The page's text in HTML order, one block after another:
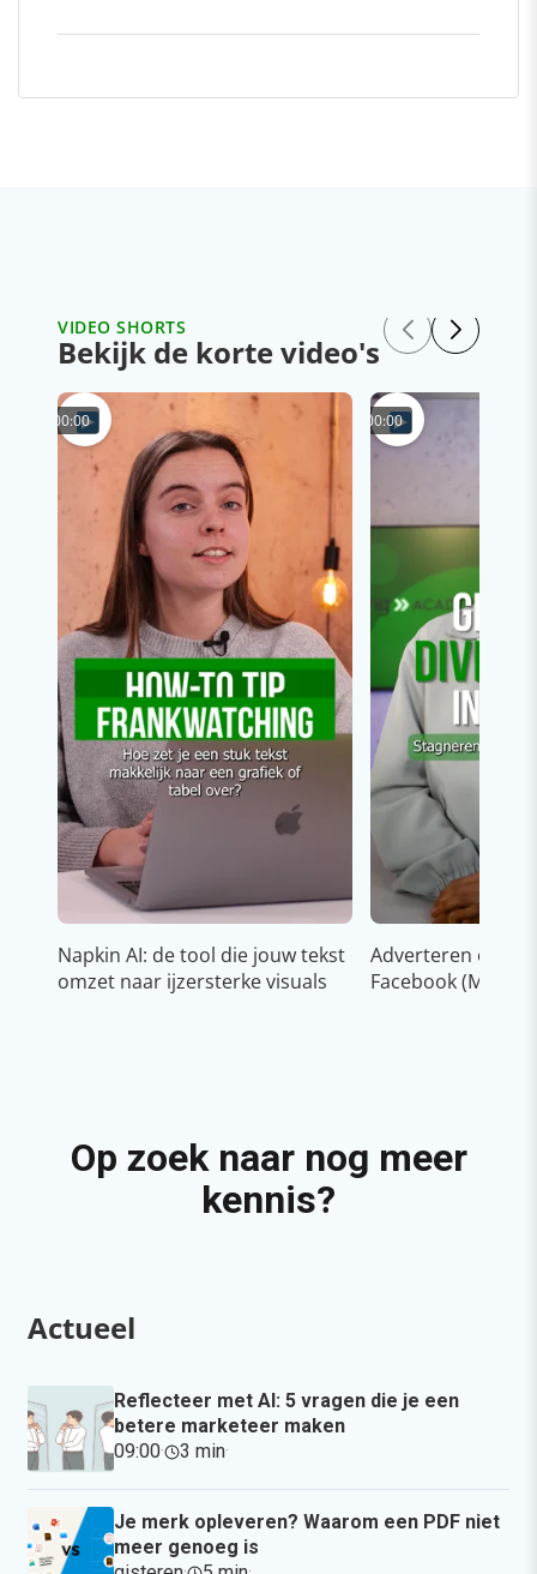
VIDEO SHORTS
Bekijk de korte video's
00:00
Napkin AI: de tool die jouw tekst
omzet naar ijzersterke visuals
00:00
Adverteren op
Facebook (Meta)
Op zoek naar nog meer
kennis?
Actueel
Reflecteer met AI: 5 vragen die je een
betere marketeer maken
09:00· 3 min·
Je merk opleveren? Waarom een PDF niet
meer genoeg is